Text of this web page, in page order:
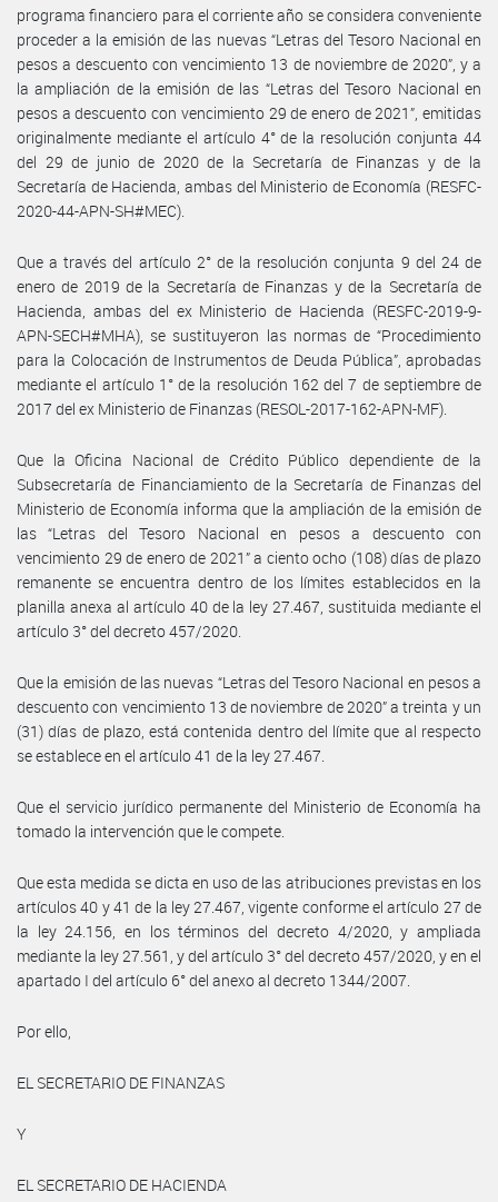
programa financiero para el corriente año se considera conveniente
proceder a la emisión de las nuevas “Letras del Tesoro Nacional en
pesos a descuento con vencimiento 13 de noviembre de 2020”, y a
la ampliación de la emisión de las “Letras del Tesoro Nacional en
pesos a descuento con vencimiento 29 de enero de 2021”, emitidas
originalmente mediante el artículo 4° de la resolución conjunta 44
del 29 de junio de 2020 de la Secretaría de Finanzas y de la
Secretaría de Hacienda, ambas del Ministerio de Economía (RESFC-
2020-44-APN-SH#MEC).
Que a través del artículo 2° de la resolución conjunta 9 del 24 de
enero de 2019 de la Secretaría de Finanzas y de la Secretaría de
Hacienda, ambas del ex Ministerio de Hacienda (RESFC-2019-9-
APN-SECH#MHA), se sustituyeron las normas de “Procedimiento
para la Colocación de Instrumentos de Deuda Pública”, aprobadas
mediante el artículo 1° de la resolución 162 del 7 de septiembre de
2017 del ex Ministerio de Finanzas (RESOL-2017-162-APN-MF).
Que la Oficina Nacional de Crédito Público dependiente de la
Subsecretaría de Financiamiento de la Secretaría de Finanzas del
Ministerio de Economía informa que la ampliación de la emisión de
las “Letras del Tesoro Nacional en pesos a descuento con
vencimiento 29 de enero de 2021” a ciento ocho (108) días de plazo
remanente se encuentra dentro de los límites establecidos en la
planilla anexa al artículo 40 de la ley 27.467, sustituida mediante el
artículo 3° del decreto 457/2020.
Que la emisión de las nuevas “Letras del Tesoro Nacional en pesos a
descuento con vencimiento 13 de noviembre de 2020” a treinta y un
(31) días de plazo, está contenida dentro del límite que al respecto
se establece en el artículo 41 de la ley 27.467.
Que el servicio jurídico permanente del Ministerio de Economía ha
tomado la intervención que le compete.
Que esta medida se dicta en uso de las atribuciones previstas en los
artículos 40 y 41 de la ley 27.467, vigente conforme el artículo 27 de
la ley 24.156, en los términos del decreto 4/2020, y ampliada
mediante la ley 27.561, y del artículo 3° del decreto 457/2020, y en el
apartado I del artículo 6° del anexo al decreto 1344/2007.
Por ello,
EL SECRETARIO DE FINANZAS
Y
EL SECRETARIO DE HACIENDA